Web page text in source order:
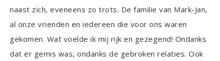
naast zich, eveneens zo trots. De familie van Mark-Jan,
al onze vrienden en iedereen die voor ons waren
gekomen. Wat voelde ik mij rijk en gezegend! Ondanks
dat er gemis was, ondanks de gebroken relaties. Ook